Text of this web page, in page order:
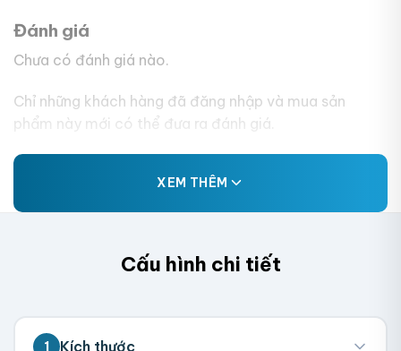
Đánh giá
Chưa có đánh giá nào.
Chỉ những khách hàng đã đăng nhập và mua sản
phẩm này mới có thể đưa ra đánh giá.
XEM THÊM
Cấu hình chi tiết
1 Kích thước